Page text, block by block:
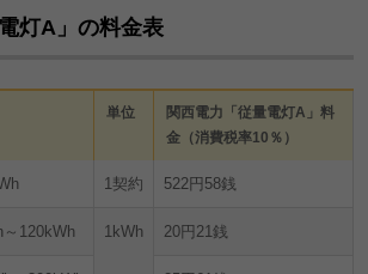
灯A」の料金表
単位
関西電力「従量電灯A」料
金（消費税率10％）
1契約 522円58銭
～120kWh 1kWh 20円21銭